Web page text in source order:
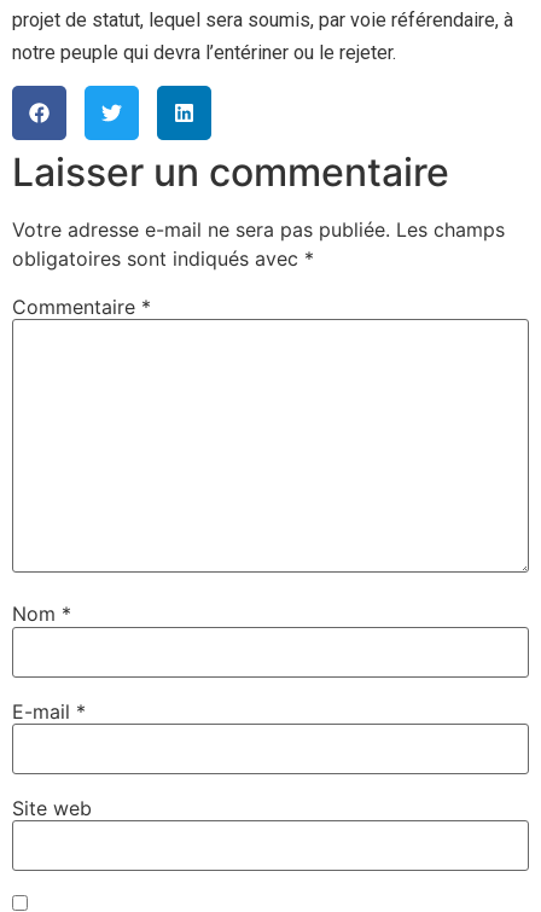
projet de statut, lequel sera soumis, par voie référendaire, à
notre peuple qui devra l’entériner ou le rejeter.
Laisser un commentaire
Votre adresse e-mail ne sera pas publiée. Les champs
obligatoires sont indiqués avec *
Commentaire *
Nom *
E-mail *
Site web